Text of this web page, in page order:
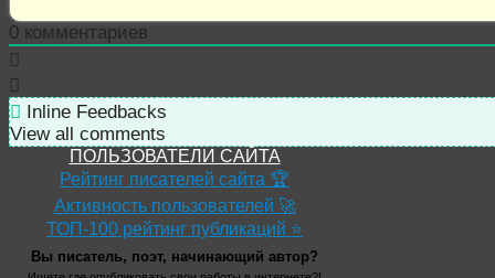
0 комментариев
Inline Feedbacks
View all comments
ПОЛЬЗОВАТЕЛИ САЙТА
Рейтинг писателей сайта 🏆
Активность пользователей 🚀
ТОП-100 рейтинг публикаций ⭐
Вы писатель, поэт, начинающий автор?